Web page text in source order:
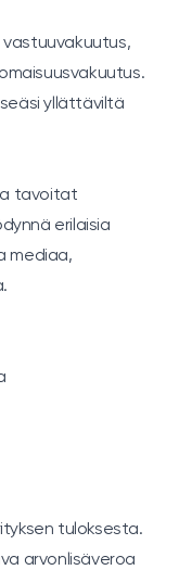
yllättäviltä
tavoitat
erilaisia
mediaa,
tuloksesta.
arvonlisäveroa